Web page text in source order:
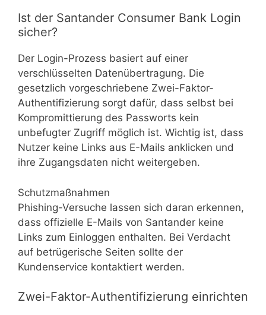
Ist der Santander Consumer Bank Login
sicher?
Der Login-Prozess basiert auf einer
verschlüsselten Datenübertragung. Die
gesetzlich vorgeschriebene Zwei-Faktor-
Authentifizierung sorgt dafür, dass selbst bei
Kompromittierung des Passworts kein
unbefugter Zugriff möglich ist. Wichtig ist, dass
Nutzer keine Links aus E-Mails anklicken und
ihre Zugangsdaten nicht weitergeben.
Schutzmaßnahmen
Phishing-Versuche lassen sich daran erkennen,
dass offizielle E-Mails von Santander keine
Links zum Einloggen enthalten. Bei Verdacht
auf betrügerische Seiten sollte der
Kundenservice kontaktiert werden.
Zwei-Faktor-Authentifizierung einrichten